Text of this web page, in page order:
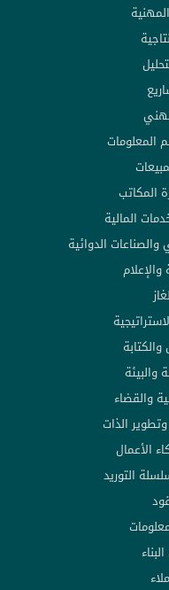
المعلومات
المكاتب
المالية
الدوائية
والبيئة
والقضاء
الذات
الأعمال
التوريد